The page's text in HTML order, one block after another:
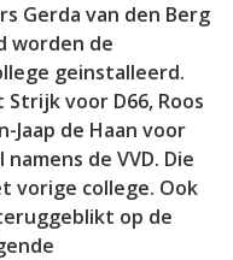
Gerda van den Berg
worden de
geinstalleerd.
voor D66, Roos
Jaap de Haan voor
de VVD. Die
vorige college. Ook
op de